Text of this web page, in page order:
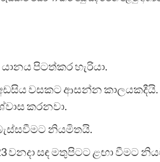
පිටත්කර හැරියා.
වසකට ආසන්න
කරනවා.
නියමිතයි.
වනදා සඳ මතුපිටට ළඟා වීමට